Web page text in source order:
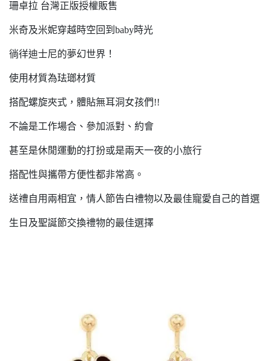
珊卓拉 台灣正版授權販售
米奇及米妮穿越時空回到baby時光
徜徉迪士尼的夢幻世界！
使用材質為珐瑯材質
搭配螺旋夾式，體貼無耳洞女孩們!!
不論是工作場合、參加派對、約會
甚至是休閒運動的打扮或是兩天一夜的小旅行
搭配性與攜帶方便性都非常高。
送禮自用兩相宜，情人節告白禮物以及最佳寵愛自己的首選
生日及聖誕節交換禮物的最佳選擇